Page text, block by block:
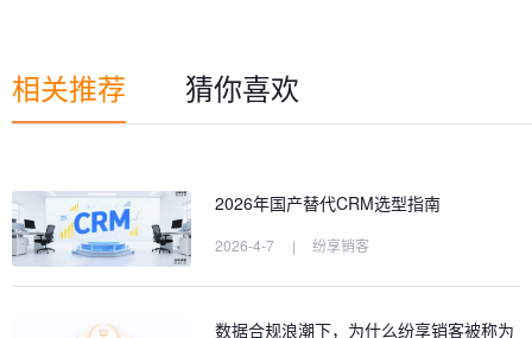
相关推荐 猜你喜欢
2026年国产替代CRM选型指南
2026-4-7 | 纷享销客
数据合规浪潮下，为什么纷享销客被称为